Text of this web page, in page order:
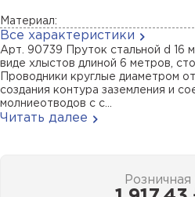
Материал:
Все характеристики
Арт. 90739 Пруток стальной d 16
виде хлыстов длиной 6 метров,
Проводники круглые диаметром
создания контура заземления и
молниеотводов с с...
Читать далее